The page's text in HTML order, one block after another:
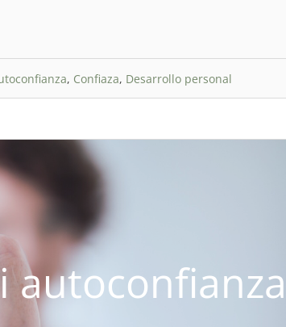
, Confiaza, Desarrollo personal